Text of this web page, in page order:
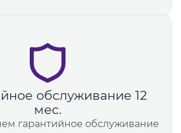
обслуживание 12
мес.
гарантийное обслуживание